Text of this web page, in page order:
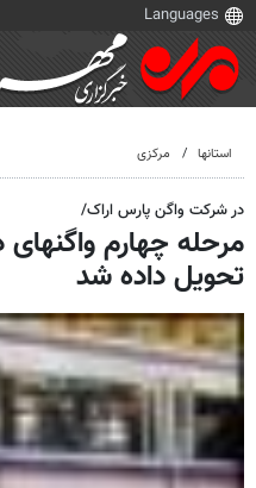
استانها مرکزی
در شرکت واگن پارس اراک/
مرحله چهارم
تحویل داده شد